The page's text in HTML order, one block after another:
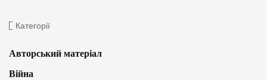
Категорії
Авторський матеріал
Війна